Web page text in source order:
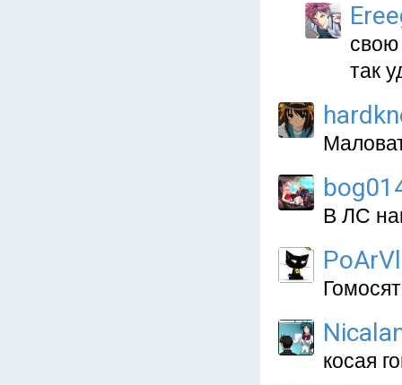
свою
так
В ЛС
PoArVl
косая